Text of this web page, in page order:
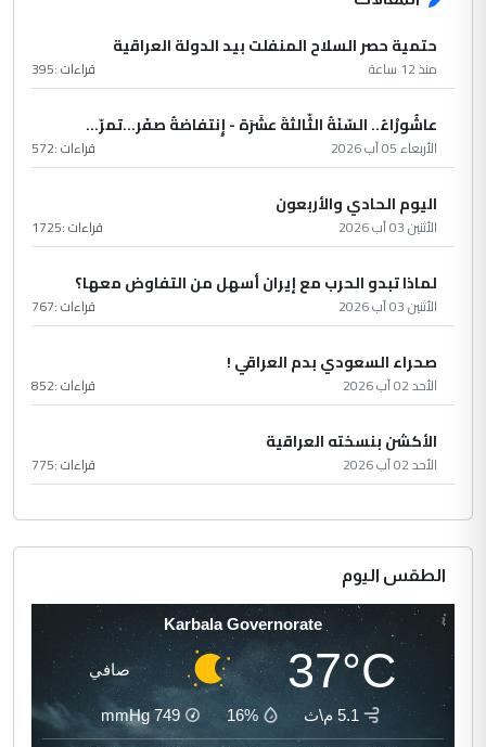
حتمية حصر السلاح المنفلت بيد الدولة العراقية
منذ 12 ساعة قراءات :395
عاشُورْاءُ.. السّنَةُ الثّالثةَ عشَرَة - إِنتفاضةُ صفَر…تمرّ...
الأربعاء 05 آب 2026 قراءات :572
اليوم الحادي والأربعون
الأثنين 03 آب 2026 قراءات :1725
لماذا تبدو الحرب مع إيران أسهل من التفاوض معها؟
الأثنين 03 آب 2026 قراءات :767
صحراء السعودي بدم العراقي !
الأحد 02 آب 2026 قراءات :852
الأكشن بنسخته العراقية
الأحد 02 آب 2026 قراءات :775
الطقس اليوم
Karbala Governorate
37°C صافي
5.1 م\ث 16%
749
mmHg